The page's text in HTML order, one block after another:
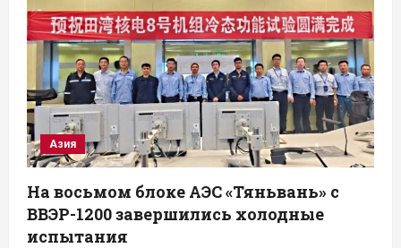
Азия
На восьмом блоке АЭС «Тяньвань» с
ВВЭР-1200 завершились холодные
испытания